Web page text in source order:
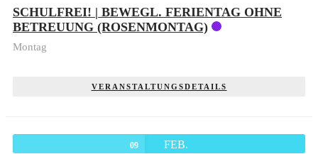
SCHULFREI! | BEWEGL. FERIENTAG OHNE
BETREUUNG (ROSENMONTAG)
Montag
VERANSTALTUNGSDETAILS
09 FEB.